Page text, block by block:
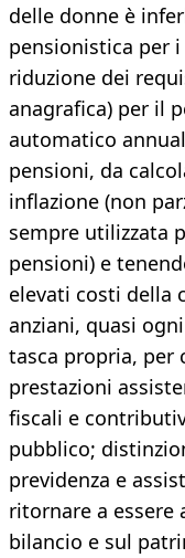
delle donne è
pensionistica per
riduzione dei
anagrafica) per il
automatico
pensioni, da
inflazione (non
sempre utilizzata
pensioni) e
elevati costi della
anziani, quasi
tasca propria, per
prestazioni
fiscali e
pubblico;
previdenza e
ritornare a essere
bilancio e sul